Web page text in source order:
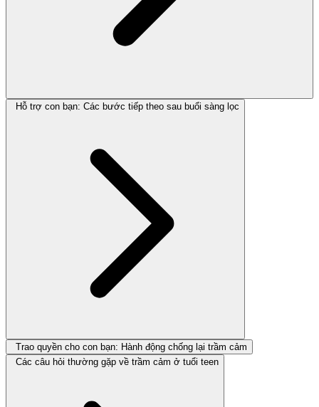
Hỗ trợ con bạn: Các bước tiếp theo sau buổi sàng lọc
Trao quyền cho con bạn: Hành động chống lại trầm cảm
Các câu hỏi thường gặp về trầm cảm ở tuổi teen